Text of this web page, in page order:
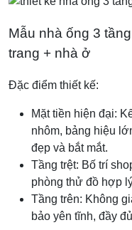
Mẫu nhà ống 3
trang + nhà ở
Đặc điểm thiết kế:
Mặt tiền hiện đại:
nhôm, bảng hiệu
đẹp và bắt mắt.
Tầng trệt: Bố trí
phòng thử đồ hợp
Tầng trên: Không
bảo yên tĩnh, đầy